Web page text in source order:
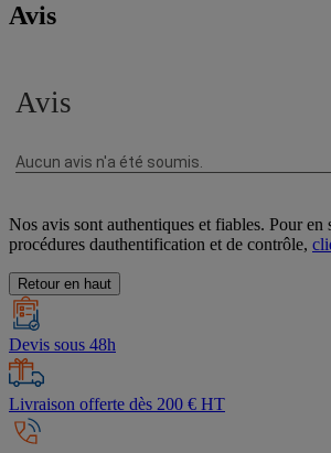
Avis
Nos avis sont authentiques et fiables. Pour en
procédures dauthentification et de contrôle,
Retour en haut
Devis sous 48h
Livraison offerte dès 200 € HT